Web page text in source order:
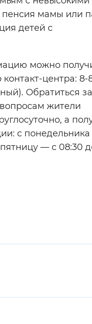
пенсия мамы или
детей с
можно
центра: 8-
Обратиться за
жители
а
с
пятницу — с 08:30